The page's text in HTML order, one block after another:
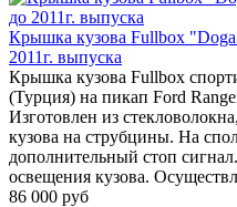
Крышка кузова Fullbox
2011г. выпуска
Крышка кузова Fullbox
(Турция) на пикап Ford
Изготовлен из
кузова на струбцины. На
дополнительный стоп
освещения кузова.
86 000 руб